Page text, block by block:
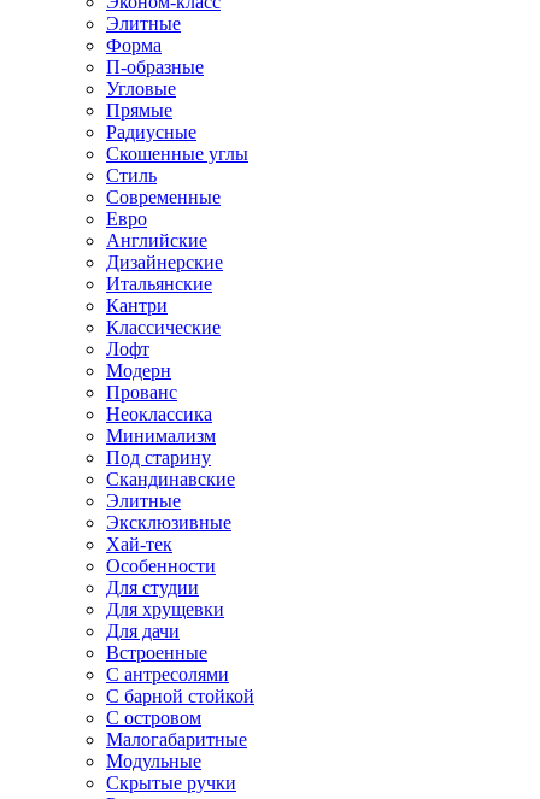
Элитные
Форма
П-образные
Угловые
Прямые
Радиусные
Скошенные углы
Стиль
Современные
Евро
Английские
Дизайнерские
Итальянские
Кантри
Классические
Лофт
Модерн
Прованс
Неоклассика
Минимализм
Под старину
Скандинавские
Элитные
Эксклюзивные
Хай-тек
Особенности
Для студии
Для хрущевки
Для дачи
Встроенные
С антресолями
С барной стойкой
С островом
Малогабаритные
Модульные
Скрытые ручки